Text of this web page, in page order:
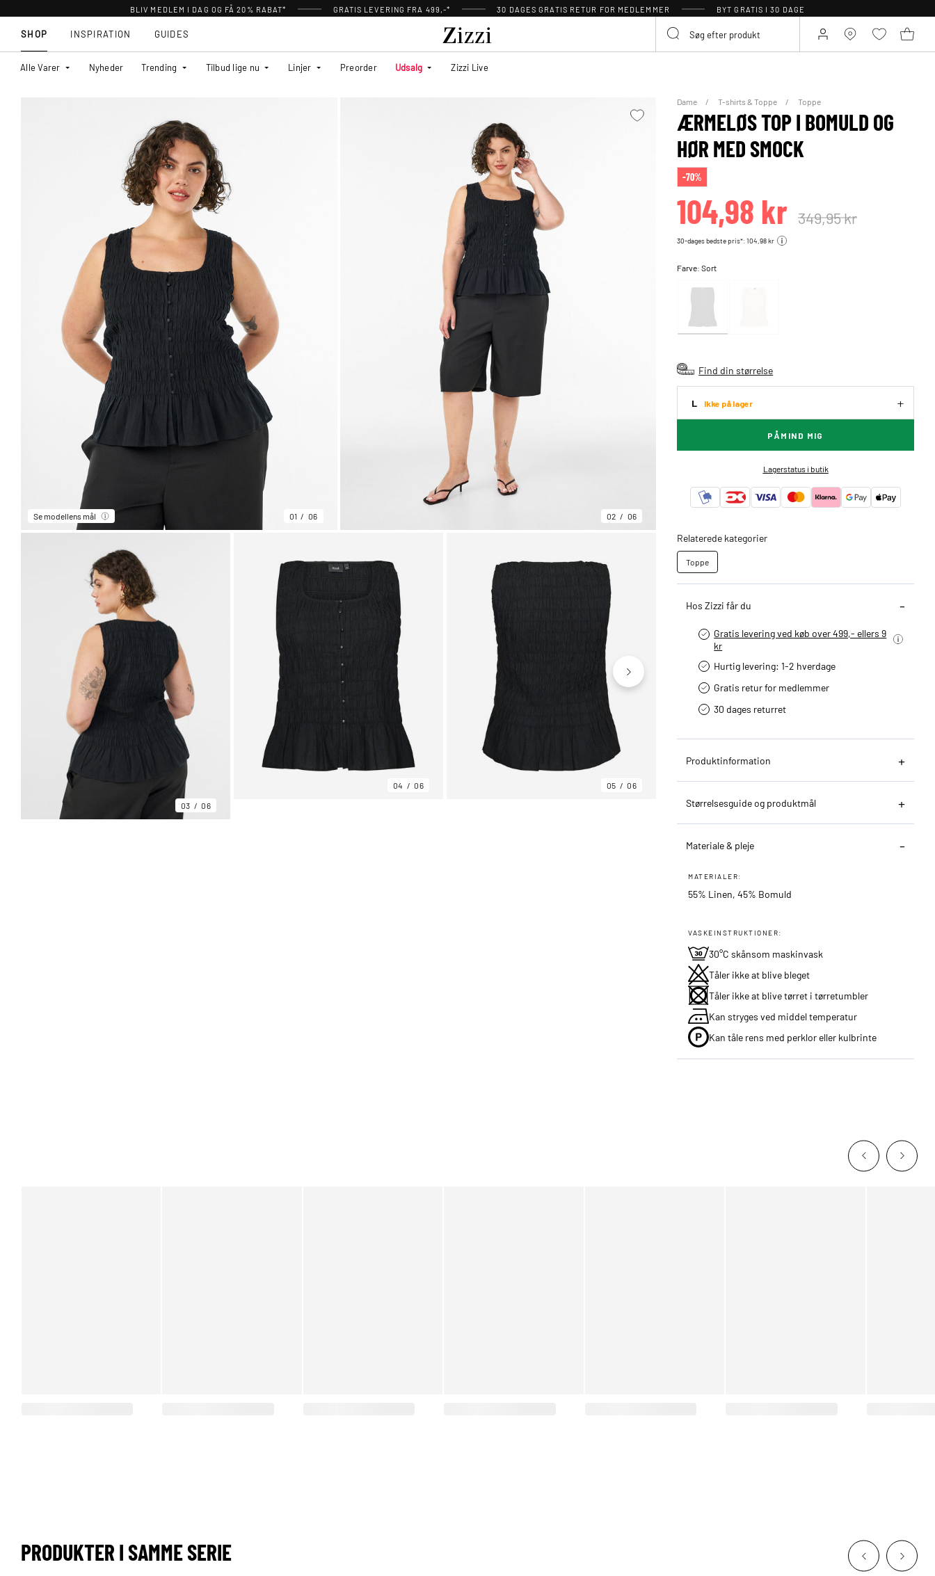
BLIV MEDLEM I DAG OG FÅ 20% RABAT* GRATIS LEVERING FRA 499,-* 30 DAGES GRATIS RETUR FOR MEDLEMMER BYT GRATIS I 30 DAGE
SHOP
Alle Varer Nyheder Trending Tilbud lige nu Linjer Preorder Udsalg Zizzi Live
INSPIRATION GUIDES
Se modellens mål 01 06 02 06
03 06
04 06 05 06 06 06
Dame T-shirts & Toppe Toppe
ÆRMELØS TOP I BOMULD OG
HØR MED SMOCK
-70%
104,98 kr 349,95 kr
30-dages bedste pris*: 104,98 kr
Farve:Sort
Find din størrelse
L Ikke på lager
PÅMIND MIG
Lagerstatus i butik
Relaterede kategorier
Toppe
Hos Zizzi får du
Gratis levering ved køb over 499,- ellers 9
kr
Hurtig levering­: 1-2 hverdage
Gratis retur for medlemmer
30 dages returret
Produktinformation
Størrelsesguide og produktmål
Materiale & pleje
MATERIALER:
55% Linen, 45% Bomuld
VASKEINSTRUKTIONER:
30°C skånsom maskinvask
Tåler ikke at blive bleget
Tåler ikke at blive tørret i tørretumbler
Kan stryges ved middel temperatur
Kan tåle rens med perklor eller kulbrinte
PRODUKTER I SAMME SERIE